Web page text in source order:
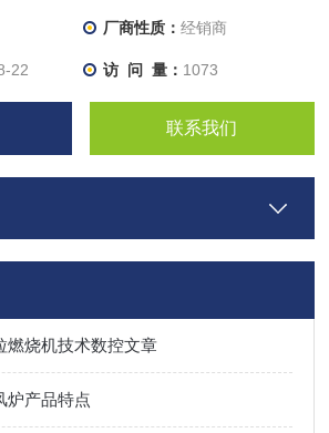
厂商性质： 经销商
22 访 问 量： 1073
联系我们
燃烧机技术数控文章
炉产品特点